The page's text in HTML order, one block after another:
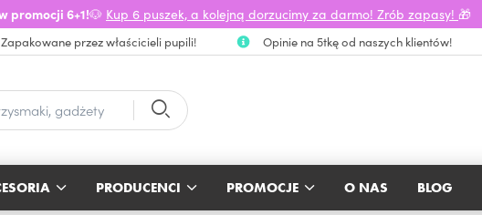
promocji 6+1!🐶 Kup 6 puszek, a kolejną dorzucimy za darmo! Zrób zapasy! 🎁
Zapakowane przez właścicieli pupili! Opinie na 5tkę od naszych klientów!
BLOG
PRODUCENCI PROMOCJE O NAS